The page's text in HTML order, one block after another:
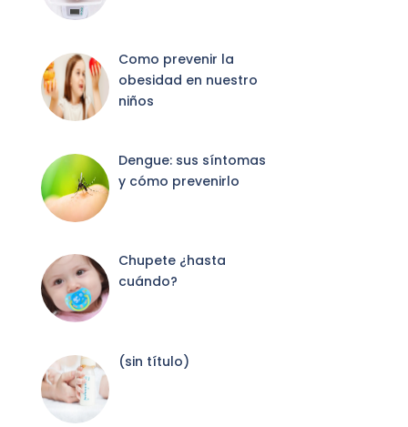
Como prevenir la
obesidad en nuestro
niños
Dengue: sus síntomas
y cómo prevenirlo
Chupete ¿hasta
cuándo?
(sin título)